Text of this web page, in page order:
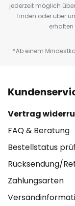
jederzeit möglich
finden oder über
erhalten
*Ab einem
Vertrag
FAQ & Beratung
Bestellstatus
Rücksendung/
Zahlungsarten